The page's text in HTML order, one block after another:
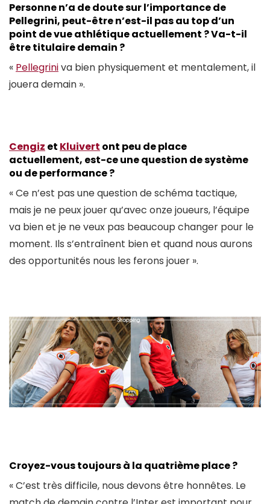
Personne n’a de doute sur l’importance de
Pellegrini, peut-être n’est-il pas au top d’un
point de vue athlétique actuellement ? Va-t-il
être titulaire demain ?
« Pellegriniva bien physiquement et mentalement, il
jouera demain ».
Cengiz et Kluivert ont peu de place
actuellement, est-ce une question de système
ou de performance ?
« Ce n’est pas une question de schéma tactique,
mais je ne peux jouer qu’avec onze joueurs, l’équipe
va bien et je ne veux pas beaucoup changer pour le
moment. Ils s’entraînent bien et quand nous aurons
des opportunités nous les ferons jouer ».
Croyez-vous toujours à la quatrième place ?
« C’est très difficile, nous devons être honnêtes. Le